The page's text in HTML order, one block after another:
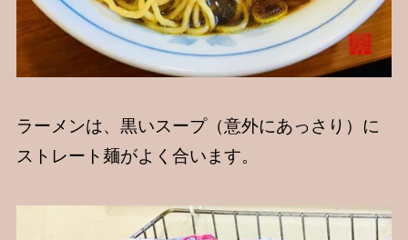
ラーメンは、黒いスープ（意外にあっさり）に
ストレート麺がよく合います。